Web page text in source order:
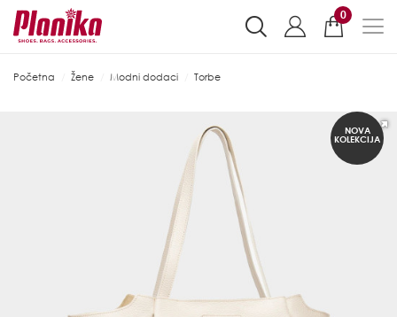
0
Početna Žene Modni dodaci Torbe
NOVA
KOLEKCIJA